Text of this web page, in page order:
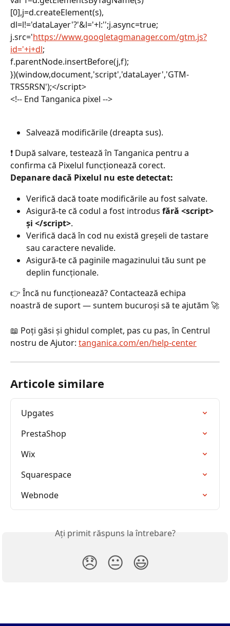
[0],j=d.createElement(s),
dl=l!='dataLayer'?'&l='+l:'';j.async=true;
j.src='https://www.googletagmanager.com/gtm.js?
id='+i+dl;
f.parentNode.insertBefore(j,f);
})(window,document,'script','dataLayer','GTM-
TRS5RSN');</script>
<!-- End Tanganica pixel -->
Salvează modificările (dreapta sus).
❗ După salvare, testează în Tanganica pentru a
confirma că Pixelul funcționează corect.
Depanare dacă Pixelul nu este detectat:
Verifică dacă toate modificările au fost salvate.
Asigură-te că codul a fost introdus fără <script>
și </script>.
Verifică dacă în cod nu există greșeli de tastare
sau caractere nevalide.
Asigură-te că paginile magazinului tău sunt pe
deplin funcționale.
👉 Încă nu funcționează? Contactează echipa
noastră de suport — suntem bucuroși să te ajutăm 🚀
📖 Poți găsi și ghidul complet, pas cu pas, în Centrul
nostru de Ajutor: tanganica.com/en/help-center
Articole similare
Upgates
PrestaShop
Wix
Squarespace
Webnode
Ați primit răspuns la întrebare?
😞 😐 😃